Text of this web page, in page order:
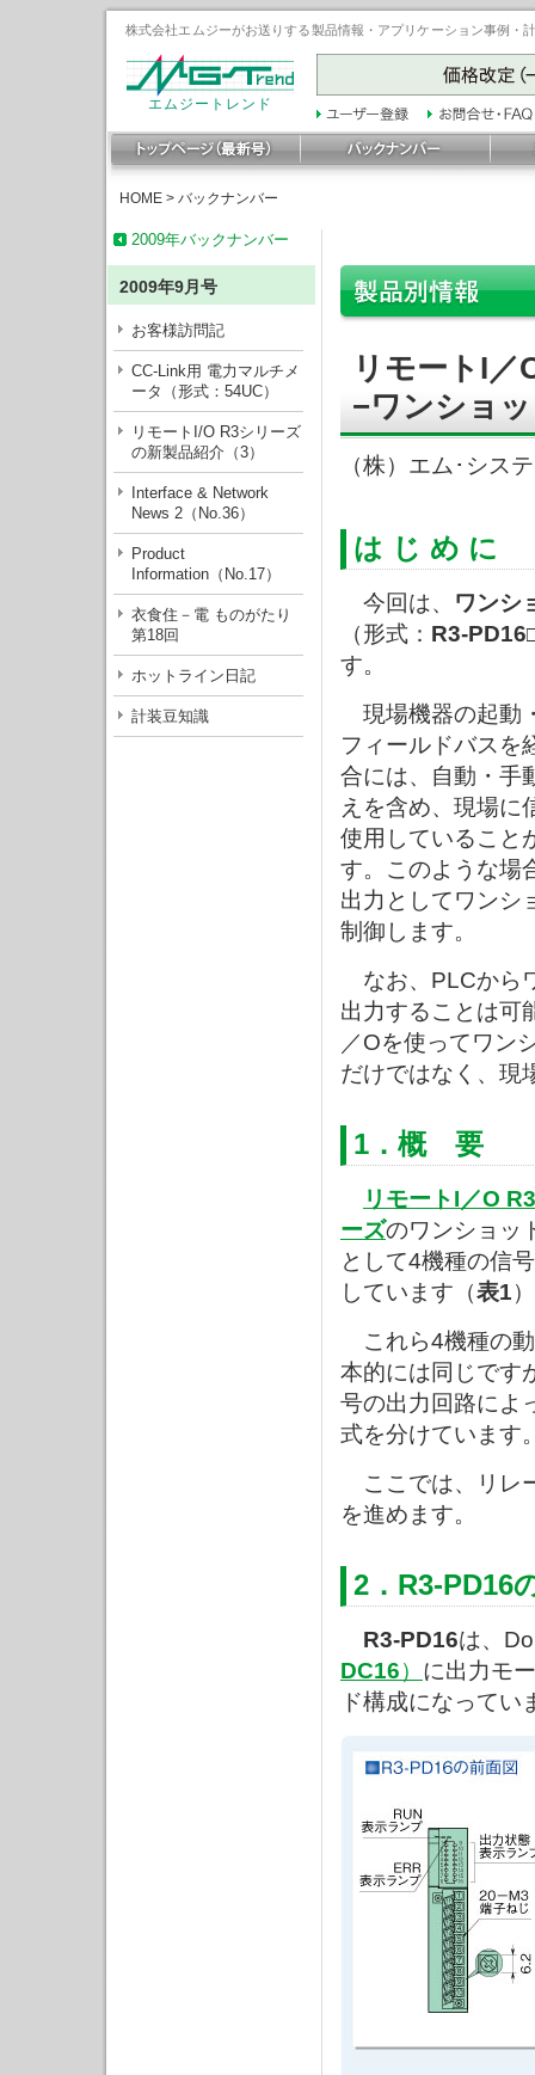
株式会社エムジーがお送りする製品情報・アプリケーション事例
エムジートレンド
HOME > バックナンバー
2009年バックナンバー
2009年9月号
お客様訪問記
CC-Link用 電力マルチメ
ータ（形式：54UC）
リモートI/O R3シリーズ
の新製品紹介（3）
Interface & Network
News 2（No.36）
Product
Information（No.17）
衣食住－電 ものがたり
第18回
ホットライン日記
計装豆知識
リモートI／
−ワンショ
（株）エム･シス
は じ め に
今回は、 ワンシ
（形式： R3-
す。
現場機器の起動
フィールドバスを
合には、自動・手
えを含め、現場に
使用していること
す。このような場
出力としてワンシ
制御します。
なお、PLCから
出力することは可
／Oを使ってワン
だけではなく、現
1．概 要
リモートI／O
ーズのワンショッ
として4機種の信
しています（表1
これら4機種の
本的には同じです
号の出力回路によ
式を分けています
ここでは、リレ
を進めます。
2．R3-PD16
R3-PD16は、
DC16） に出力モ
ド構成になってい